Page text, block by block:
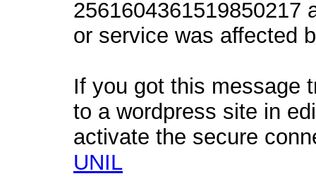
2561604361519850217
or service was affected
If you got this message
to a wordpress site in
activate the secure
UNIL